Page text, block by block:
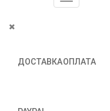
ДОСТАВКАОПЛАТА